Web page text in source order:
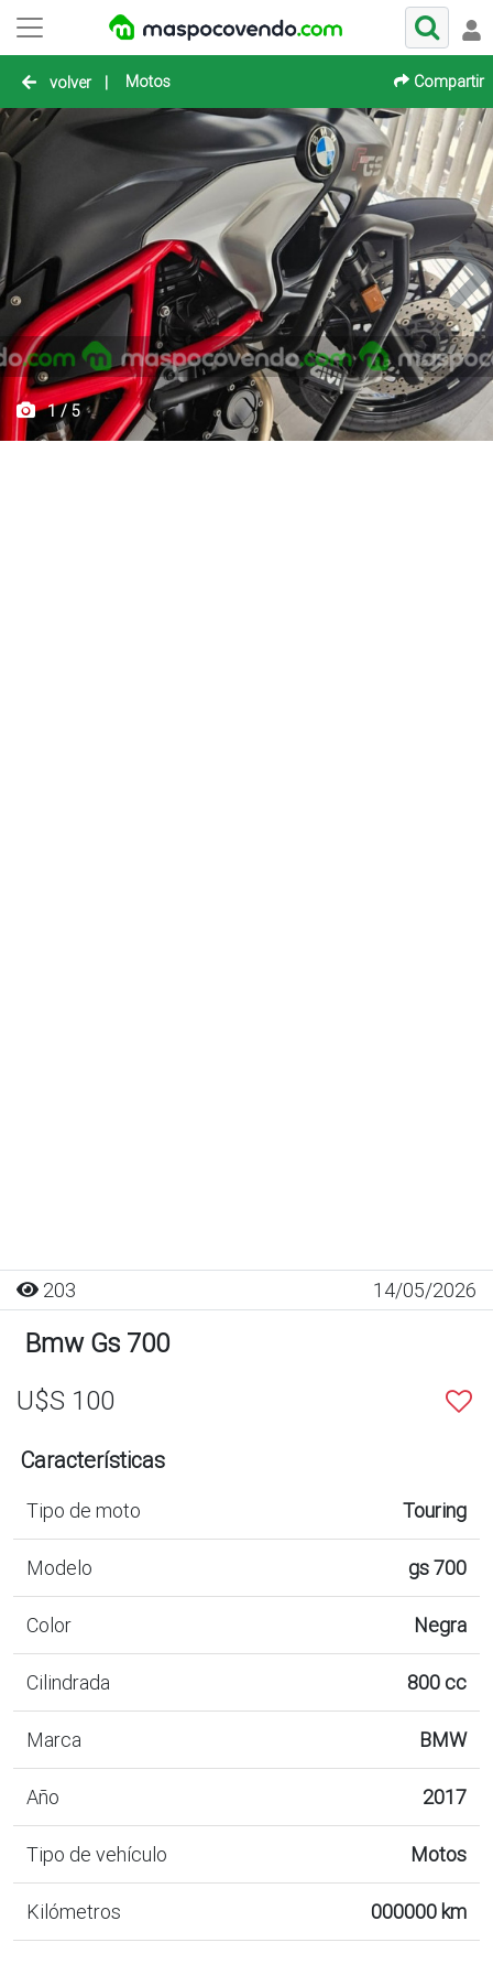
volver | Motos Compartir
1 / 5
203 14/05/2026
Bmw Gs 700
U$S 100
Características
Tipo de moto Touring
Modelo gs 700
Color Negra
Cilindrada 800 cc
Marca BMW
Año 2017
Tipo de vehículo Motos
Kilómetros 000000 km